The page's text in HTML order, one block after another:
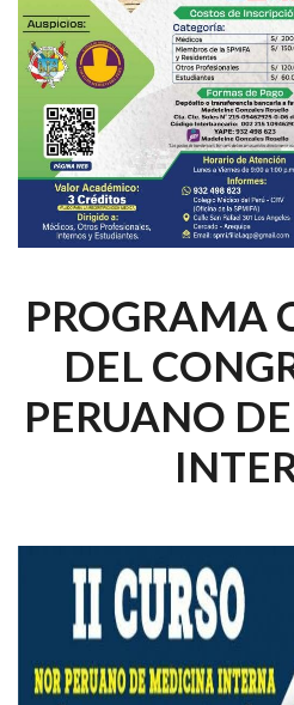
PROGRAMA
DEL
PERUANO